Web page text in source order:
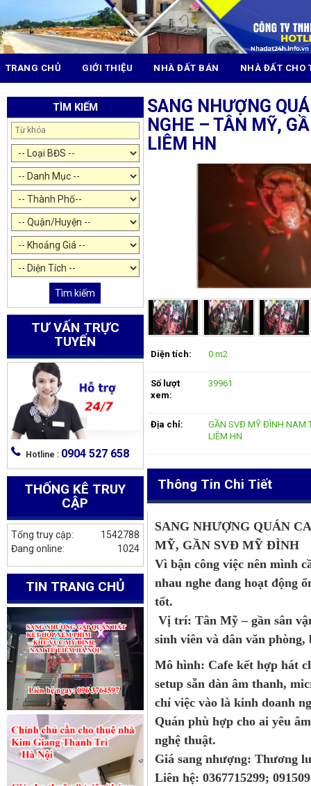
TRANG CHỦ GIỚI THIỆU NHÀ ĐẤT BÁN NHÀ ĐẤT CHO
TÌM KIẾM
Tìm kiếm
TƯ VẤN TRỰC
TUYẾN
Hotline : 0904 527 658
THỐNG KÊ TRUY
CẬP
1542788
Tổng truy cập:
1024
Đang online:
TIN TRANG CHỦ
SANG NHƯỢNG
NGHE – TÂN MỸ,
LIÊM HN
Diện tích: 0 m2
Số lượt
xem:
39961
Địa chỉ:
GẦN SVĐ MỸ ĐÌNH NAM
LIÊM HN
Thông Tin Chi Tiết
SANG NHƯỢNG QUÁN
MỸ, GẦN SVĐ MỸ ĐÌNH
Vì bận công việc nên mình
nhau nghe đang hoạt động
tốt.
Vị trí: Tân Mỹ – gần sân
sinh viên và dân văn
Mô hình: Cafe kết hợp hát
setup sẵn dàn âm thanh,
chỉ việc vào là kinh doanh
Quán phù hợp cho ai yêu
nghệ thuật.
Giá sang nhượng: Thương
Liên hệ: 0367715299;